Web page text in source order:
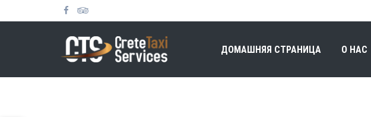
ДОМАШНЯЯ СТРАНИЦА О НАС